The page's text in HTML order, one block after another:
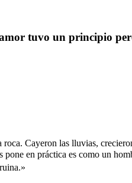
amor tuvo un principio
roca. Cayeron las lluvias,
en práctica es como un